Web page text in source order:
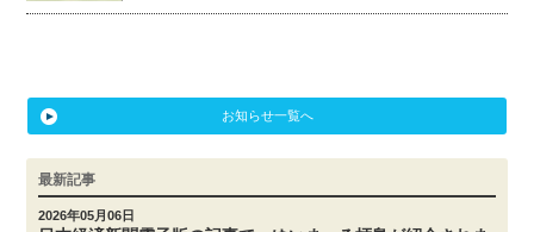
お知らせ一覧へ
最新記事
2026年05月06日